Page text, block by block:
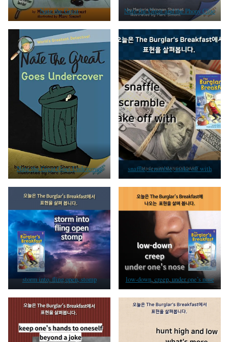
Nate the Great Nate the Great and the Phony Clue
Nate the Great Goes Undercover snaffle, scramble, make off with
storm into, fling open, stomp low-down, creep, under one’s nose